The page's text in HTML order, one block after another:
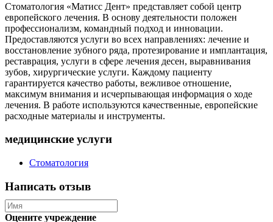
Стоматология «Матисс Дент» представляет собой центр
европейского лечения. В основу деятельности положен
профессионализм, командный подход и инновации.
Предоставляются услуги во всех направлениях: лечение и
восстановление зубного ряда, протезирование и имплантация,
реставрация, услуги в сфере лечения десен, выравнивания
зубов, хирургические услуги. Каждому пациенту
гарантируется качество работы, вежливое отношение,
максимум внимания и исчерпывающая информация о ходе
лечения. В работе используются качественные, европейские
расходные материалы и инструменты.
медицинские услуги
Стоматология
Написать отзыв
Оцените учреждение